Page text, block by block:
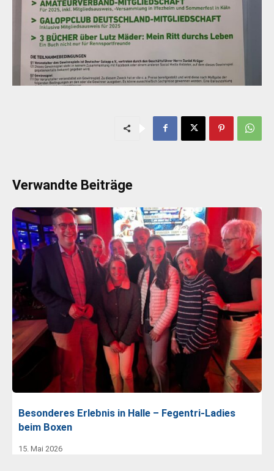
Verwandte Beiträge
Besonderes Erlebnis in Halle – Fegentri-Ladies
beim Boxen
15. Mai 2026